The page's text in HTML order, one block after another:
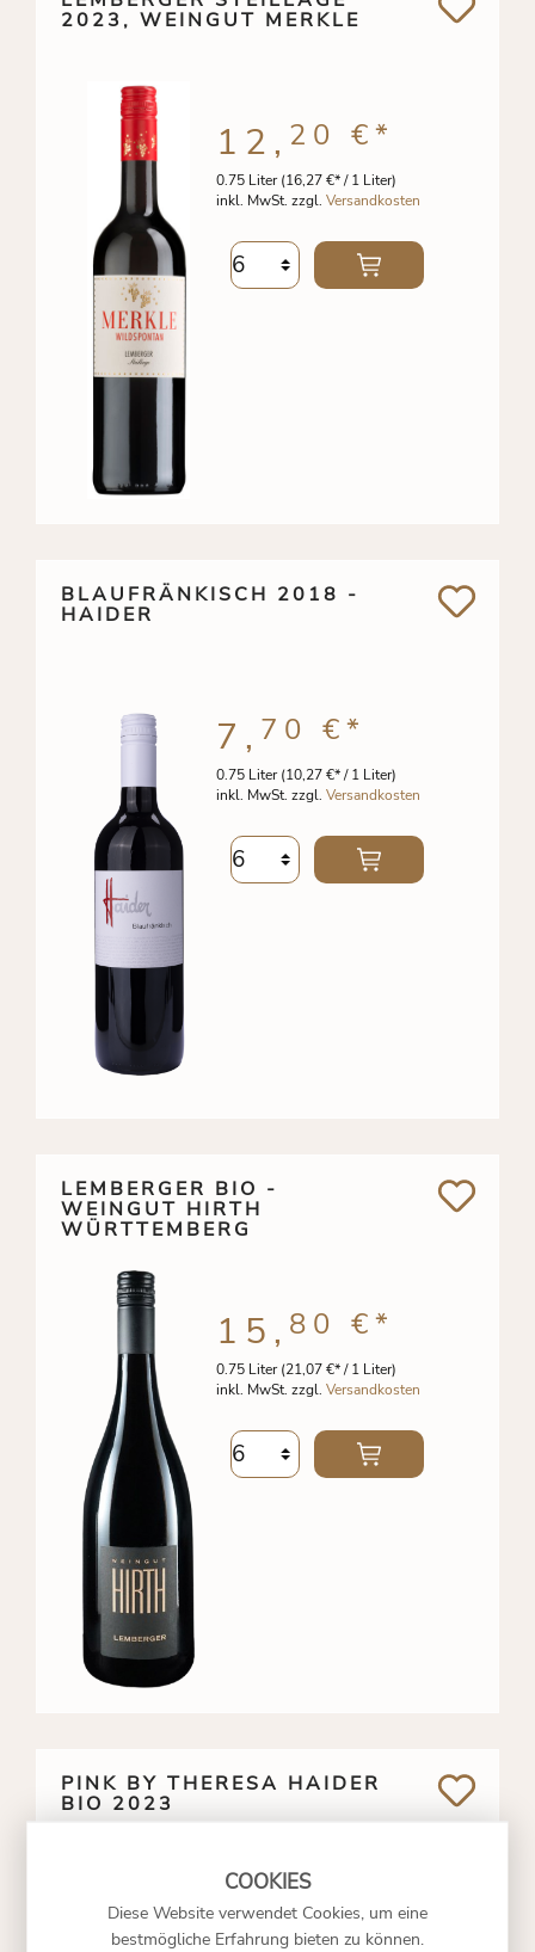
2023, WEINGUT MERKLE
0.75 Liter(16,27 €* / 1 Liter)
inkl. MwSt. zzgl. Versandkosten
12, 20 €*
BLAUFRÄNKISCH 2018 -
HAIDER
0.75 Liter(10,27 €* / 1 Liter)
inkl. MwSt. zzgl. Versandkosten
7, 70 €*
LEMBERGER BIO -
WEINGUT HIRTH
WÜRTTEMBERG
0.75 Liter(21,07 €* / 1 Liter)
inkl. MwSt. zzgl. Versandkosten
15, 80 €*
PINK BY THERESA HAIDER
BIO 2023
8,16 €*
Diese Website verwendet Cookies, um eine
bestmögliche Erfahrung bieten zu können.